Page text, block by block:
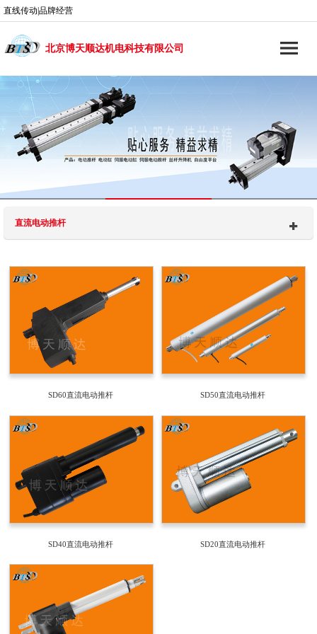
直线传动|品牌经营
北京博天顺达机电科技有限公司
直流电动推杆
SD60直流电动推杆 SD50直流电动推杆
SD40直流电动推杆 SD20直流电动推杆